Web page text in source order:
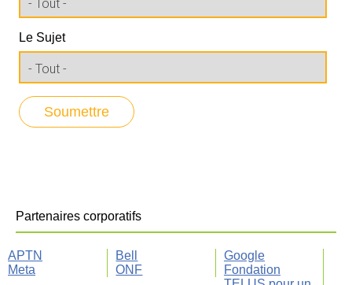
Le Sujet
Partenaires corporatifs
APTN Bell
Google
Meta
ONF
Fondation